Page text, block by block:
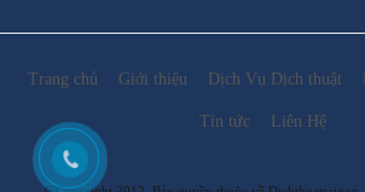
Trang chủ Giới thiệu Dịch Vụ Dịch thuật
Tin tức Liên Hệ